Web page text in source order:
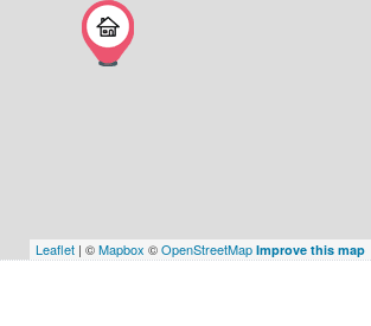
Leaflet | ©Mapbox ©OpenStreetMap Improve this map